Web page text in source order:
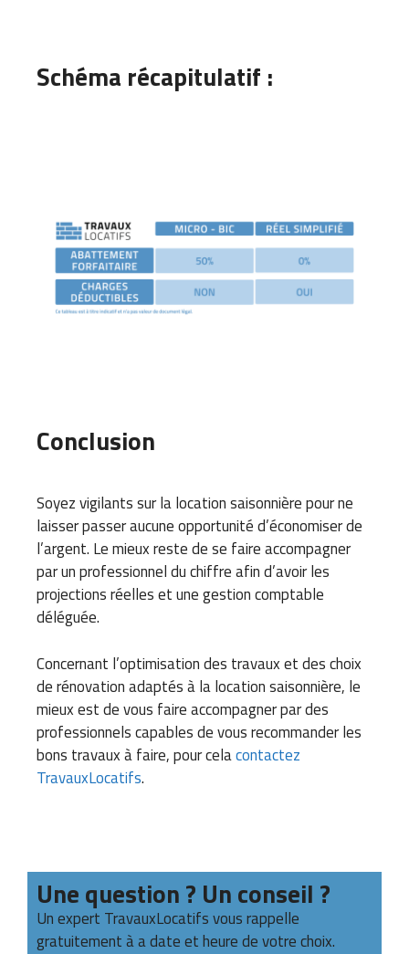
Schéma récapitulatif :
Conclusion
Soyez vigilants sur la location saisonnière pour ne
laisser passer aucune opportunité d’économiser de
l’argent. Le mieux reste de se faire accompagner
par un professionnel du chiffre afin d’avoir les
projections réelles et une gestion comptable
déléguée.
Concernant l’optimisation des travaux et des choix
de rénovation adaptés à la location saisonnière, le
mieux est de vous faire accompagner par des
professionnels capables de vous recommander les
bons travaux à faire, pour celacontactez
TravauxLocatifs.
Une question ? Un conseil ?
Un expert TravauxLocatifs vous rappelle
gratuitement à a date et heure de votre choix.